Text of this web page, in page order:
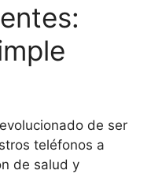
de ser
teléfonos a
de salud y